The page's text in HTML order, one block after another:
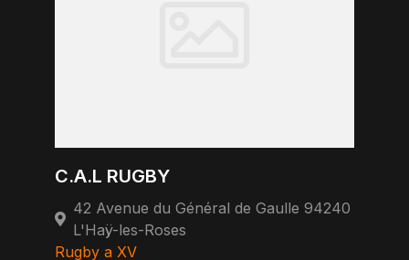
C.A.L RUGBY
42 Avenue du Général de Gaulle 94240
L'Haÿ-les-Roses
Rugby a XV